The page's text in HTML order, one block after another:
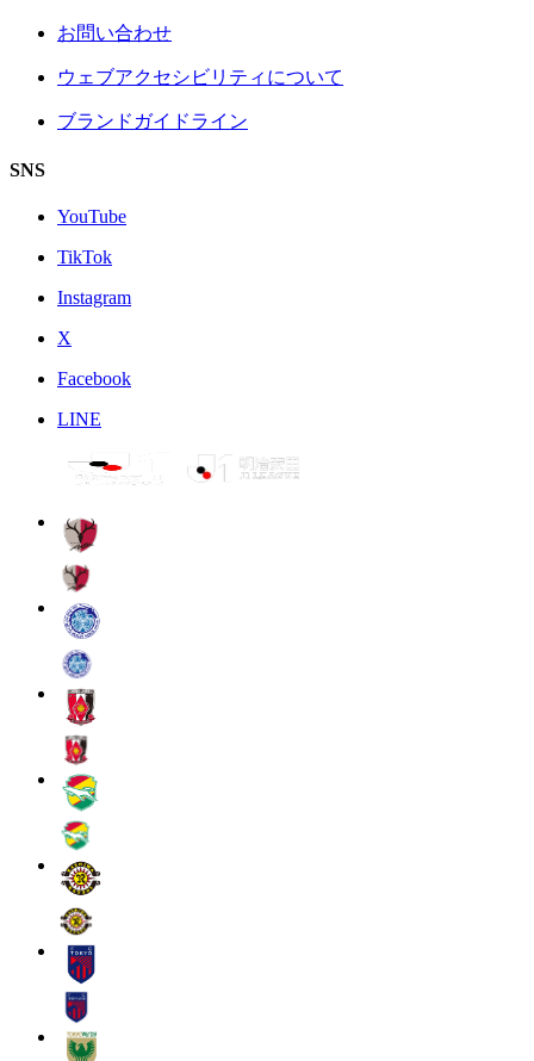
お問い合わせ
ウェブアクセシビリティについて
ブランドガイドライン
SNS
YouTube
TikTok
Instagram
X
Facebook
LINE